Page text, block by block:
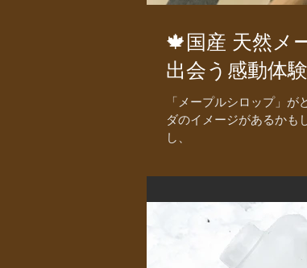
🍁国産 天然メ
出会う感動体
「メープルシロップ」
ダのイメージがあるかも
し、